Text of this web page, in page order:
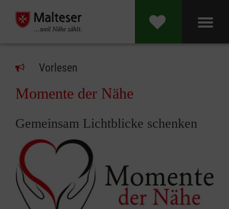
Vorlesen
Momente der Nähe
Gemeinsam Lichtblicke schenken